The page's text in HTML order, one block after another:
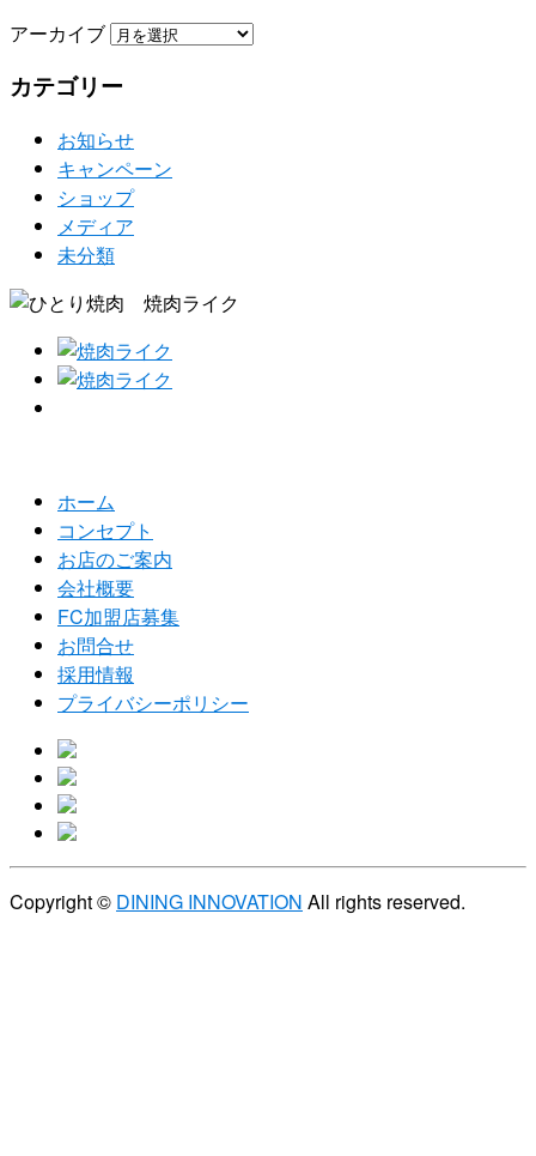
アーカイブ
カテゴリー
お知らせ
キャンペーン
ショップ
メディア
未分類
ホーム
コンセプト
お店のご案内
会社概要
FC加盟店募集
お問合せ
採用情報
プライバシーポリシー
Copyright © DINING INNOVATION All rights reserved.